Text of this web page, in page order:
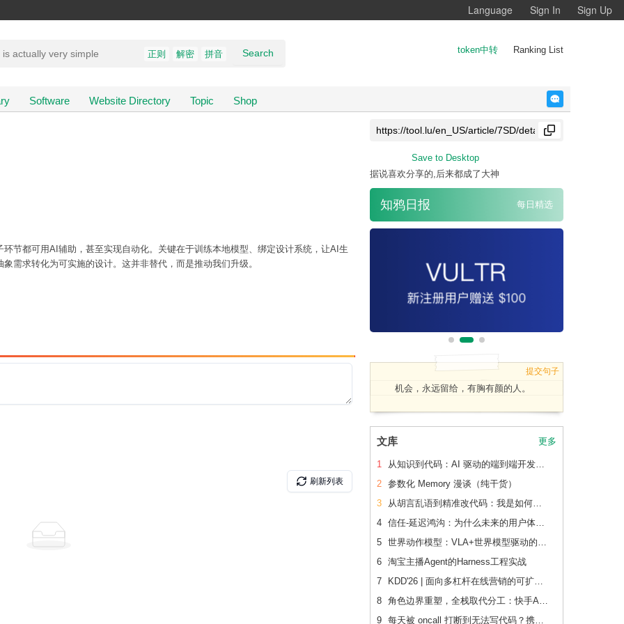
Language Sign In Sign Up
Search
正则 解密 拼音 token中转 Ranking List
Software Website Directory Topic Shop
节都可用AI辅助，甚至实现自动化。关键在于训练本地模型、绑定设计系统，让AI生
求转化为可实施的设计。这并非替代，而是推动我们升级。
Save to Desktop
据说喜欢分享的,后来都成了大神
知鸦日报 每日精选
提交句子
机会，永远留给，有胸有颜的人。
文库 更多
1
从知识到代码：AI 驱动的端到端开发流水线（下篇）
2 参数化 Memory 漫谈（纯干货）
3
从胡言乱语到精准改代码：我是如何让 AI 读懂老项目的
4
信任-延迟鸿沟：为什么未来的用户体验会刻意变慢
5
世界动作模型：VLA+世界模型驱动的Physical AI 后训练范式跃迁
6 淘宝主播Agent的Harness工程实战
7
KDD'26 | 面向多杠杆在线营销的可扩展、可追踪联合 增量建模
8
角色边界重塑，全栈取代分工：快手AI生产力体系成形
9
每天被 oncall 打断到无法写代码？携程机票前端用这套方法把重复问题解决了2/3